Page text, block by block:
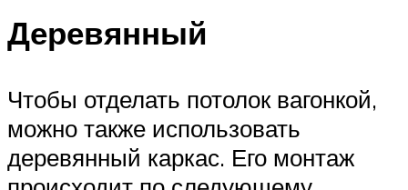
Деревянный
Чтобы отделать потолок вагонкой,
можно также использовать
деревянный каркас. Его монтаж